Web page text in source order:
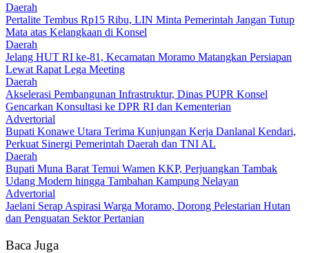
Daerah
‎Pertalite Tembus Rp15 Ribu, LIN Minta Pemerintah Jangan Tutup
Mata atas Kelangkaan di Konsel
Daerah
‎Jelang HUT RI ke-81, Kecamatan Moramo Matangkan Persiapan
Lewat Rapat Lega Meeting
Daerah
Akselerasi Pembangunan Infrastruktur, Dinas PUPR Konsel
Gencarkan Konsultasi ke DPR RI dan Kementerian
Advertorial
Bupati Konawe Utara Terima Kunjungan Kerja Danlanal Kendari,
Perkuat Sinergi Pemerintah Daerah dan TNI AL
Daerah
‎Bupati Muna Barat Temui Wamen KKP, Perjuangkan Tambak
Udang Modern hingga Tambahan Kampung Nelayan
Advertorial
Jaelani Serap Aspirasi Warga Moramo, Dorong Pelestarian Hutan
dan Penguatan Sektor Pertanian
Baca Juga